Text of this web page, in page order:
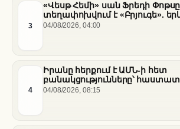
3
«Վեսթ Հեմի» սան Ֆրեդի Փոթսը
տեղափոխվում է «Բրյուգե».
դժգոհությունը և ակումբի
04/08/2026, 04:00
4
Իրանը հերքում է ԱՄՆ-ի հետ
բանակցությունները՝
միջնորդությամբ
04/08/2026, 08:15